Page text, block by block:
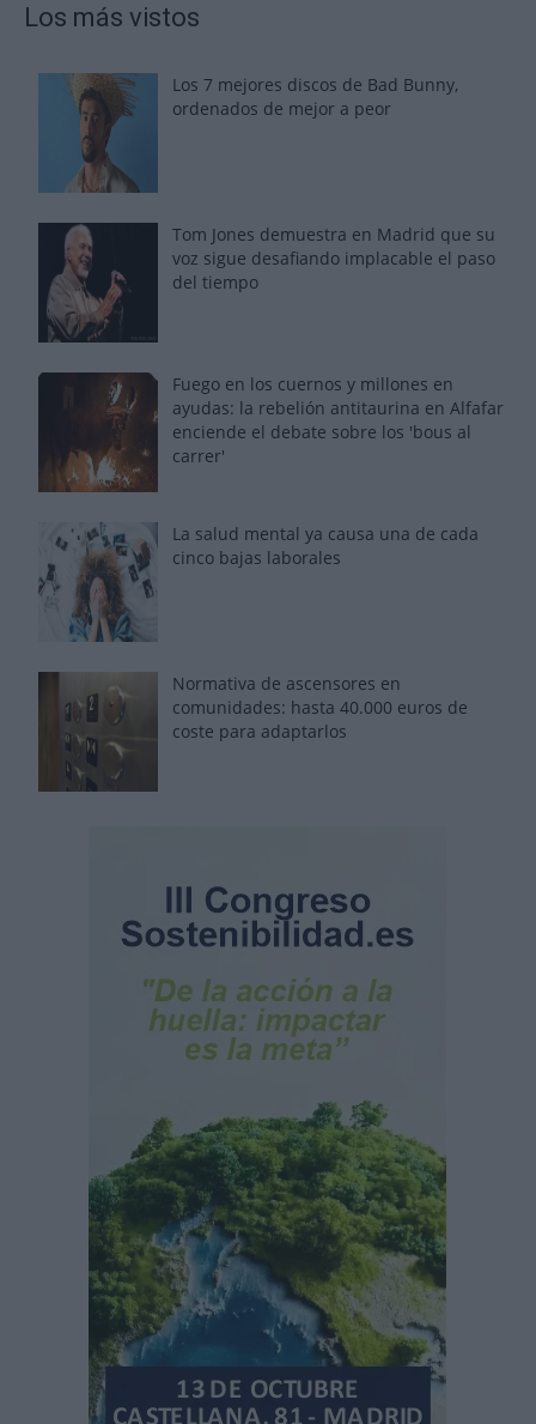
Los más vistos
Los 7 mejores discos de Bad Bunny,
ordenados de mejor a peor
Tom Jones demuestra en Madrid que su
voz sigue desafiando implacable el paso
del tiempo
Fuego en los cuernos y millones en
ayudas: la rebelión antitaurina en Alfafar
enciende el debate sobre los 'bous al
carrer'
La salud mental ya causa una de cada
cinco bajas laborales
Normativa de ascensores en
comunidades: hasta 40.000 euros de
coste para adaptarlos